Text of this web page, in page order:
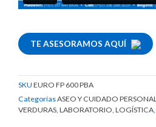
TE ASESORAMOS AQUÍ
SKU EURO FP 600 PBA
CategoríasASEO Y CUIDADO PERSONAL
VERDURAS LABORATORIO LOGÍSTICA